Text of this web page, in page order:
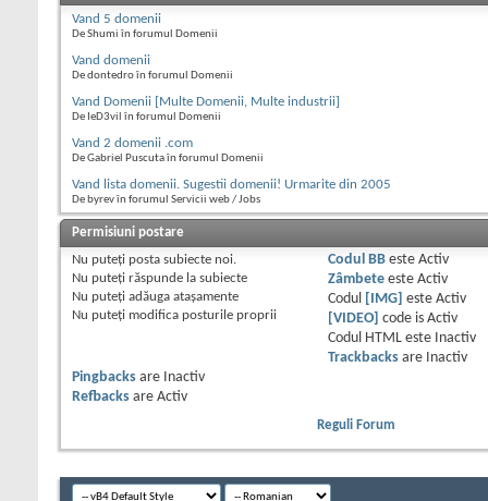
Vand 5 domenii
De Shumi în forumul Domenii
Vand domenii
De dontedro în forumul Domenii
Vand Domenii [Multe Domenii, Multe industrii]
De IeD3vil în forumul Domenii
Vand 2 domenii .com
De Gabriel Puscuta în forumul Domenii
Vand lista domenii. Sugestii domenii! Urmarite din 2005
De byrev în forumul Servicii web / Jobs
Permisiuni postare
Nu puteţi posta subiecte noi.
Nu puteţi răspunde la subiecte
Nu puteţi adăuga ataşamente
Nu puteţi modifica posturile proprii
Codul BBeste Activ
Zâmbeteeste Activ
Codul
[IMG] este Activ
[VIDEO]
code is Activ
Codul HTML este
Inactiv
Trackbacksare
Inactiv
Pingbacks are
Inactiv
Refbacks are Activ
Reguli Forum